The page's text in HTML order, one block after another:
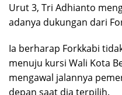
Urut 3, Tri Adhianto
adanya dukungan dari
Ia berharap Forkkabi
menuju kursi Wali Kota
mengawal jalannya
depan saat dia terpilih.